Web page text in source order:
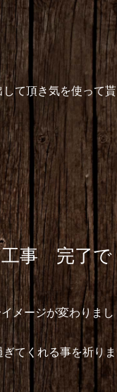
て頂き気を使って貰
事 完了で
メージが変わりまし
てくれる事を祈りま